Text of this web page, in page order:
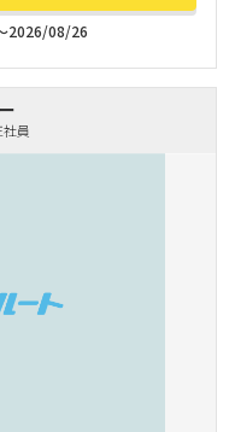
2026/08/26
員